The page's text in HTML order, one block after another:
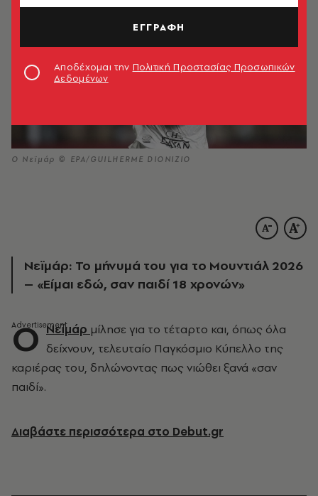
Ο Νεϊμάρ © ΕΡΑ/GUILHERME DIONIZIO
Νεϊμάρ: Το μήνυμά του για το Μουντιάλ 2026
– «Είμαι εδώ, σαν παιδί 18 χρονών»
Ο Νεϊμάρ μίλησε για το τέταρτο και, όπως όλα
δείχνουν, τελευταίο Παγκόσμιο Κύπελλο της
καριέρας του, δηλώνοντας πως νιώθει ξανά «σαν
παιδί».
Διαβάστε περισσότερα στο Debut.gr
ΕΓΓΡΑΦΗ
Αποδέχομαι την Πολιτική Προστασίας Προσωπικών
Δεδομένων